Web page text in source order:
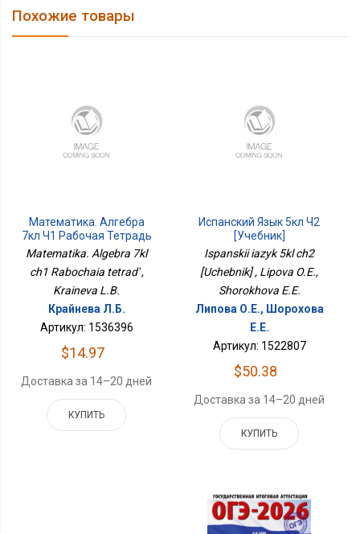
Похожие товары
Математика. Алгебра
7кл Ч1 Рабочая Тетрадь
Matematika. Algebra 7kl
ch1 Rabochaia tetrad' ,
Kraineva L.B.
Крайнева Л.Б.
Артикул: 1536396
$14.97
Доставка за 14–20 дней
КУПИТЬ
Испанский Язык 5кл Ч2
[Учебник]
Ispanskii iazyk 5kl ch2
[Uchebnik] , Lipova O.E.,
Shorokhova E.E.
Липова О.Е., Шорохова
Е.Е.
Артикул: 1522807
$50.38
Доставка за 14–20 дней
КУПИТЬ